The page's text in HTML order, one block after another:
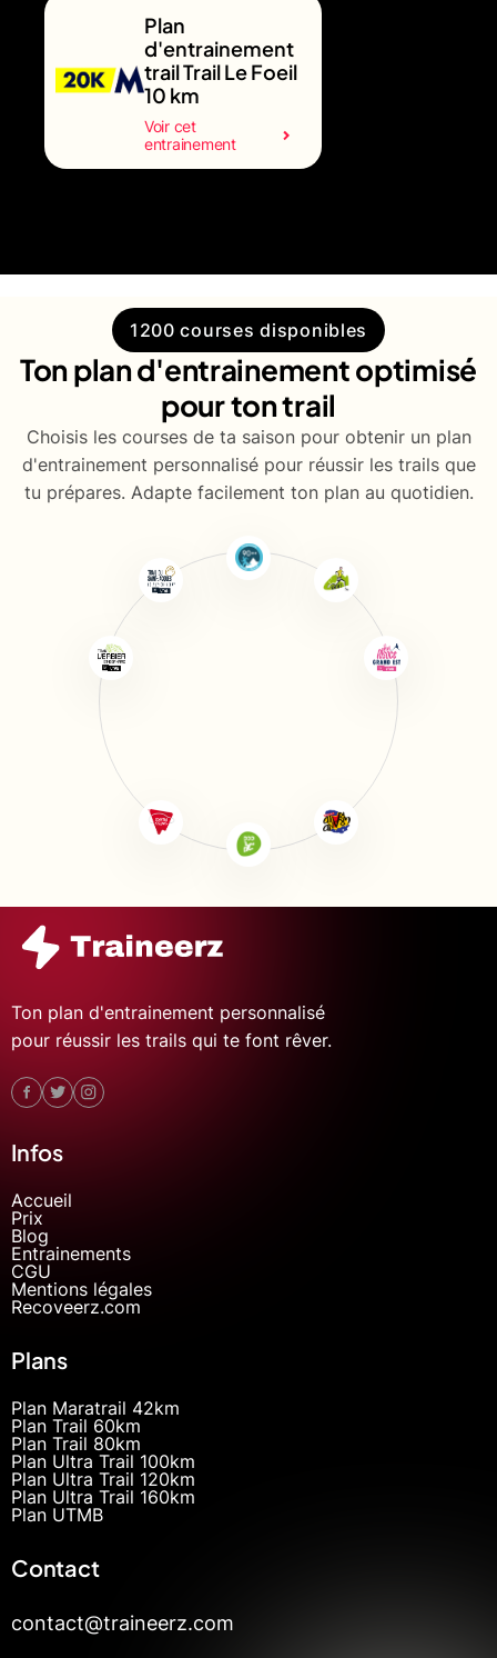
Plan
d'entrainement
trail Trail Le Foeil
10 km
Voir cet
entrainement
1200 courses disponibles
Ton plan d'entrainement optimisé
pour ton trail
Choisis les courses de ta saison pour obtenir un plan
d'entrainement personnalisé pour réussir les trails que
tu prépares. Adapte facilement ton plan au quotidien.
Ton plan d'entrainement personnalisé
pour réussir les trails qui te font rêver.
Infos
Accueil
Prix
Blog
Entrainements
CGU
Mentions légales
Recoveerz.com
Plans
Plan Maratrail 42km
Plan Trail 60km
Plan Trail 80km
Plan Ultra Trail 100km
Plan Ultra Trail 120km
Plan Ultra Trail 160km
Plan UTMB
Contact
contact@traineerz.com